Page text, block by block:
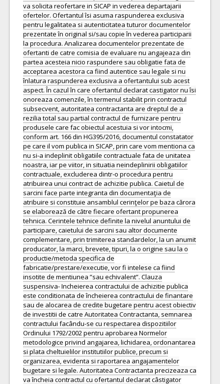
va solicita reofertare in SICAP in vederea departajarii
ofertelor. Ofertantul îsi asuma raspunderea exclusiva
pentru legalitatea si autenticitatea tuturor documentelor
prezentate în original si/sau copie în vederea participarii
la procedura. Analizarea documentelor prezentate de
ofertanti de catre comisia de evaluare nu angajeaza din
partea acesteia nicio raspundere sau obligatie fata de
acceptarea acestora ca fiind autentice sau legale si nu
înlatura raspunderea exclusiva a ofertantului sub acest
aspect. În cazul în care ofertantul declarat castigator nu îsi
onoreaza comenzile, în termenul stabilit prin contractul
subsecvent, autoritatea contractanta are dreptul de a
rezilia total sau partial contractul de furnizare pentru
produsele care fac obiectul acestuia si vor intocmi,
conform art. 166 din HG395/2016, documentul constatator
pe care il vom publica in SICAP, prin care vom mentiona ca
nu si-a indeplinit obligatiile contractuale fata de unitatea
noastra, iar pe viitor, in situatia neindeplinirii obligatiilor
contractuale, excluderea dintr-o procedura pentru
atribuirea unui contract de achizitie publica. Caietul de
sarcini face parte integranta din documentaţia de
atribuire si constituie ansamblul cerinţelor pe baza cărora
se elaborează de către fiecare ofertant propunerea
tehnica. Cerintele tehnice definite la nivelul anuntului de
participare, caietului de sarcini sau altor documente
complementare, prin trimiterea standardelor, la un anumit
producator, la marci, brevete, tipuri, la o origine sau la o
productie/metoda specifica de
fabricatie/prestare/executie, vor fi intelese ca fiind
insotite de mentiunea ”sau echivalent”. Clauza
suspensiva- Incheierea contractului de achizitie publica
este conditionata de încheierea contractului de finantare
sau de alocarea de credite bugetare pentru acest obiectiv
de investitii de catre Autoritatea Contractanta, semnarea
contractului facându-se cu respectarea dispozitiilor
Ordinului 1792/2002 pentru aprobarea Normelor
metodologice privind angajarea, lichidarea, ordonantarea
si plata cheltuielilor institutiilor publice, precum si
organizarea, evidenta si raportarea angajamentelor
bugetare si legale. Autoritatea Contractanta precizeaza ca
va încheia contractul cu ofertantul declarat câstigator